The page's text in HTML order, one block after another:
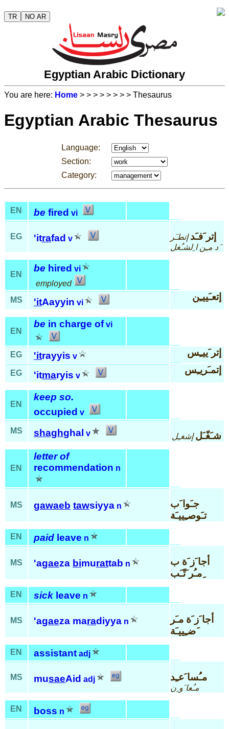
TR NO AR
Egyptian Arabic Dictionary
You are here: Home > > > > > > > > Thesaurus
Egyptian Arabic Thesaurus
Language:
Section:
Category:
EN be fired vi
EG 'itrafad v إتر َفـَد إتطـَر
َد مـِن ا ِلشـُغل
EN
be hired vi
employed
MS
'itAayyin vi
إتعـَييـِن
EN
be in charge of vi
EG 'itrayyis v إتر َييـِس
EG 'itmaryis v
إتمـَريـِس
EN
keep so.
occupied v
MS shaghghal v شـَغّـَل إشغـِل
EN
letter of
recommendation n
MS gawaeb tawsiyya n
جـَوا َب
تـَوصـِييـَة
EN paid leave n
MS 'agaeza bimurattab n
أجا َز َة ب
ِمـُر َتّـَب
EN sick leave n
MS 'agaeza maradiyya n
أجا َز َة مـَر
َضـِييـَة
EN assistant adj
MS musaeAid adj مـُسا َعـِد
مـُعا َو ِن
EN boss n